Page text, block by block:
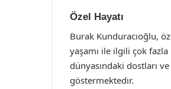
Özel Hayatı
Burak Kunduracıoğlu,
yaşamı ile ilgili çok
dünyasındaki dostları
göstermektedir.